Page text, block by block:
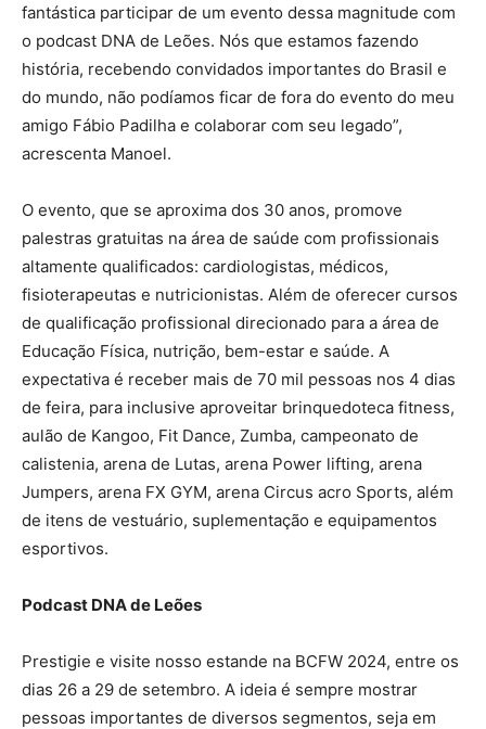
fantástica participar de um evento dessa magnitude com
o podcast DNA de Leões. Nós que estamos fazendo
história, recebendo convidados importantes do Brasil e
do mundo, não podíamos ficar de fora do evento do meu
amigo Fábio Padilha e colaborar com seu legado”,
acrescenta Manoel.
O evento, que se aproxima dos 30 anos, promove
palestras gratuitas na área de saúde com profissionais
altamente qualificados: cardiologistas, médicos,
fisioterapeutas e nutricionistas. Além de oferecer cursos
de qualificação profissional direcionado para a área de
Educação Física, nutrição, bem-estar e saúde. A
expectativa é receber mais de 70 mil pessoas nos 4 dias
de feira, para inclusive aproveitar brinquedoteca fitness,
aulão de Kangoo, Fit Dance, Zumba, campeonato de
calistenia, arena de Lutas, arena Power lifting, arena
Jumpers, arena FX GYM, arena Circus acro Sports, além
de itens de vestuário, suplementação e equipamentos
esportivos.
Podcast DNA de Leões
Prestigie e visite nosso estande na BCFW 2024, entre os
dias 26 a 29 de setembro. A ideia é sempre mostrar
pessoas importantes de diversos segmentos, seja em